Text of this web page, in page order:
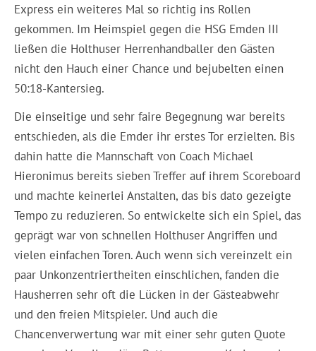
Express ein weiteres Mal so richtig ins Rollen
gekommen. Im Heimspiel gegen die HSG Emden III
ließen die Holthuser Herrenhandballer den Gästen
nicht den Hauch einer Chance und bejubelten einen
50:18-Kantersieg.
Die einseitige und sehr faire Begegnung war bereits
entschieden, als die Emder ihr erstes Tor erzielten. Bis
dahin hatte die Mannschaft von Coach Michael
Hieronimus bereits sieben Treffer auf ihrem Scoreboard
und machte keinerlei Anstalten, das bis dato gezeigte
Tempo zu reduzieren. So entwickelte sich ein Spiel, das
geprägt war von schnellen Holthuser Angriffen und
vielen einfachen Toren. Auch wenn sich vereinzelt ein
paar Unkonzentriertheiten einschlichen, fanden die
Hausherren sehr oft die Lücken in der Gästeabwehr
und den freien Mitspieler. Und auch die
Chancenverwertung war mit einer sehr guten Quote